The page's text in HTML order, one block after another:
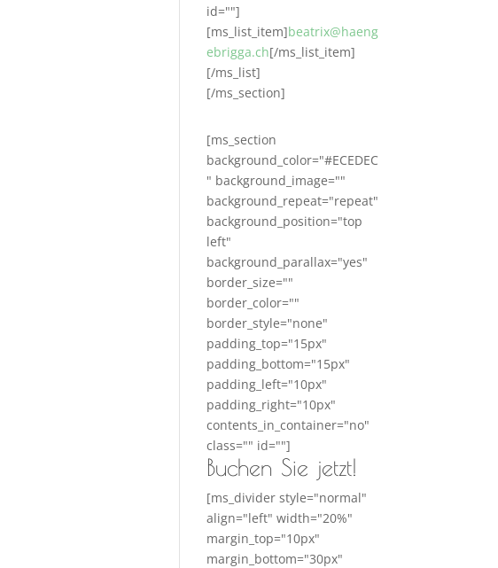
id=""]
[ms_list_item]beatrix@haeng
ebrigga.ch[/ms_list_item]
[/ms_list]
[/ms_section]
[ms_section
background_color="#ECEDEC
" background_image=""
background_repeat="repeat"
background_position="top
left"
background_parallax="yes"
border_size=""
border_color=""
border_style="none"
padding_top="15px"
padding_bottom="15px"
padding_left="10px"
padding_right="10px"
contents_in_container="no"
class="" id=""]
Buchen Sie jetzt!
[ms_divider style="normal"
align="left" width="20%"
margin_top="10px"
margin_bottom="30px"